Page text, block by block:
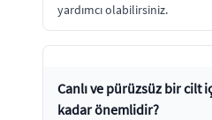
yardımcı olabilirsiniz.
Canlı ve pürüzsüz bir cilt
kadar önemlidir?